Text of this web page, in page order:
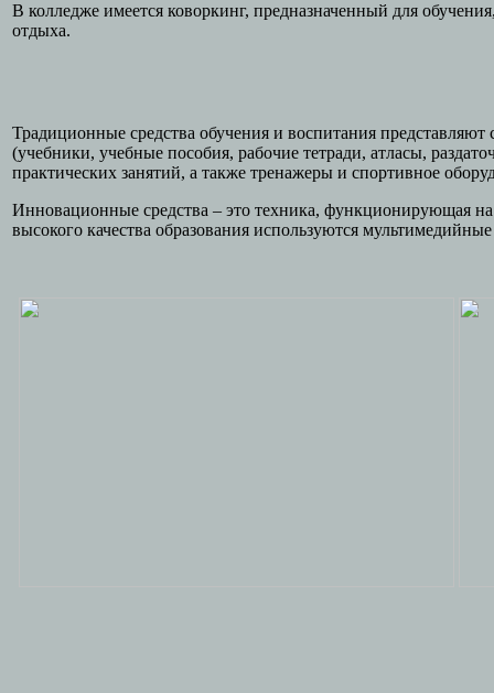
В колледже имеется коворкинг, предназначенный для
отдыха.
Традиционные средства обучения и воспитания
(учебники, учебные пособия, рабочие тетради, атласы,
практических занятий, а также тренажеры и спортивное
Инновационные средства – это техника, функционирующая
высокого качества образования используются